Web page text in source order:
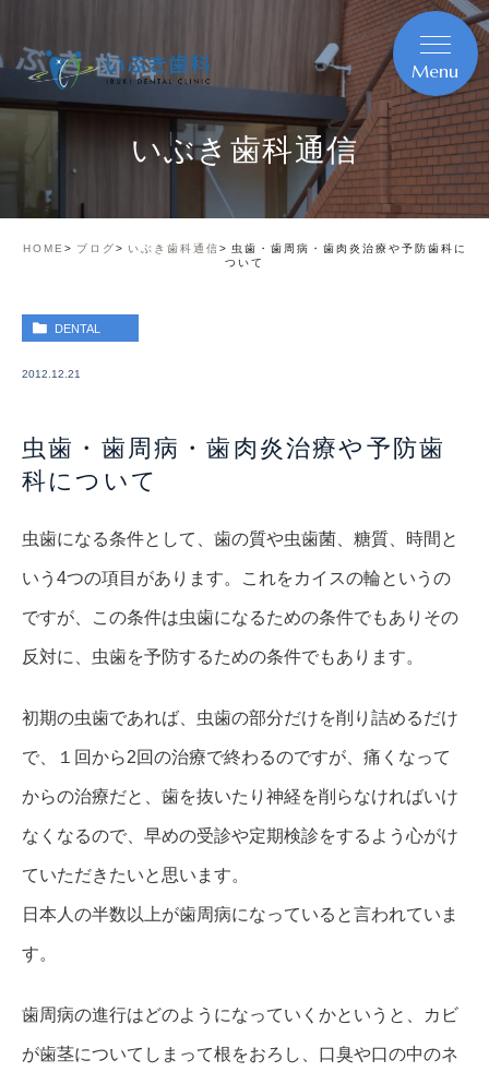
いぶき歯科通信
HOME ブログ いぶき歯科通信
虫歯・歯周病・歯肉炎治療や予防歯科に
ついて
DENTAL
2012.12.21
虫歯・歯周病・歯肉炎治療や予防歯
科について
虫歯になる条件として、歯の質や虫歯菌、糖質、時間と
いう4つの項目があります。これをカイスの輪というの
ですが、この条件は虫歯になるための条件でもありその
反対に、虫歯を予防するための条件でもあります。
初期の虫歯であれば、虫歯の部分だけを削り詰めるだけ
で、１回から2回の治療で終わるのですが、痛くなって
からの治療だと、歯を抜いたり神経を削らなければいけ
なくなるので、早めの受診や定期検診をするよう心がけ
ていただきたいと思います。
日本人の半数以上が歯周病になっていると言われていま
す。
歯周病の進行はどのようになっていくかというと、カビ
が歯茎についてしまって根をおろし、口臭や口の中のネ